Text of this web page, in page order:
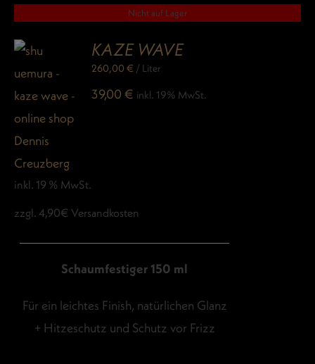
Nicht auf Lager
KAZE WAVE
260,00€ / Liter
39,00€ inkl. 19% MwSt.
inkl. 19 % MwSt.
zzgl. 4,90€ Versandkosten
Schaumfestiger 150 ml
Für ein leichtes Finish, natürlichen Glanz
+ Hitzeschutz und Schutz vor Frizz